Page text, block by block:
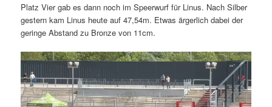
Platz Vier gab es dann noch im Speerwurf für Linus. Nach Silber
gestern kam Linus heute auf 47,54m. Etwas ärgerlich dabei der
geringe Abstand zu Bronze von 11cm.